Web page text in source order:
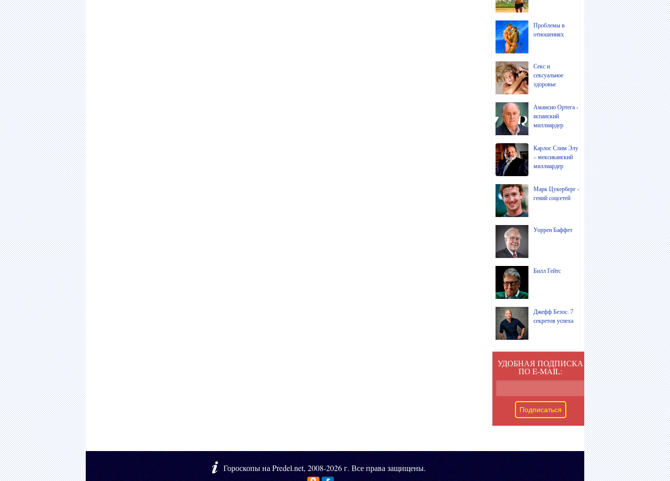
Проблемы в
отношениях
Секс и
сексуальное
здоровье
Амансио Ортега -
испанский
миллиардер
Карлос Слим Элу
– мексиканский
миллиардер
Марк Цукерберг -
гений соцсетей
Уоррен Баффет
Билл Гейтс
Джефф Безос. 7
секретов успеха
УДОБНАЯ ПОДПИСКА
ПО E-MAIL:
Гороскопы на Predel.net, 2008-2026 г. Все права защищены.